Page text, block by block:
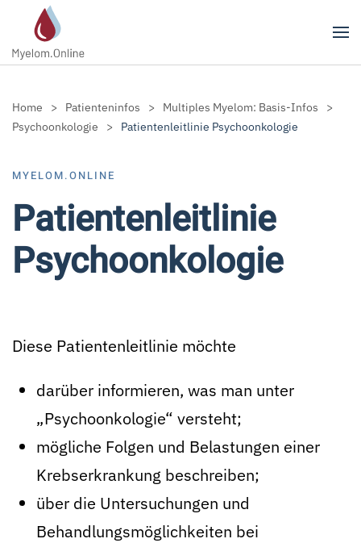
Zum Hauptinhalt springen
Home Patienteninfos
Multiples Myelom: Basis-Infos
Psychoonkologie
Patientenleitlinie Psychoonkologie
MYELOM.ONLINE
Patientenleitlinie
Psychoonkologie
Diese Patientenleitlinie möchte
darüber informieren, was man unter
„Psychoonkologie“ versteht;
mögliche Folgen und Belastungen einer
Krebserkrankung beschreiben;
über die Untersuchungen und
Behandlungsmöglichkeiten bei